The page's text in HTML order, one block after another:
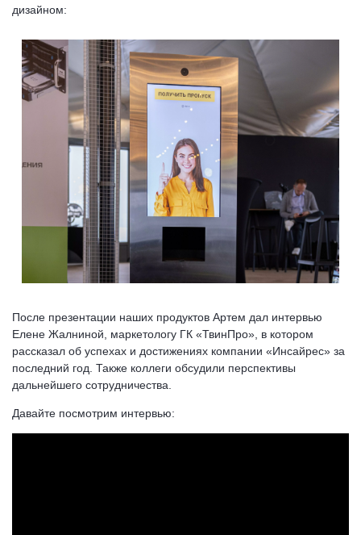
дизайном:
После презентации наших продуктов Артем дал интервью
Елене Жалниной, маркетологу ГК «ТвинПро», в котором
рассказал об успехах и достижениях компании «Инсайрес» за
последний год. Также коллеги обсудили перспективы
дальнейшего сотрудничества.
Давайте посмотрим интервью: